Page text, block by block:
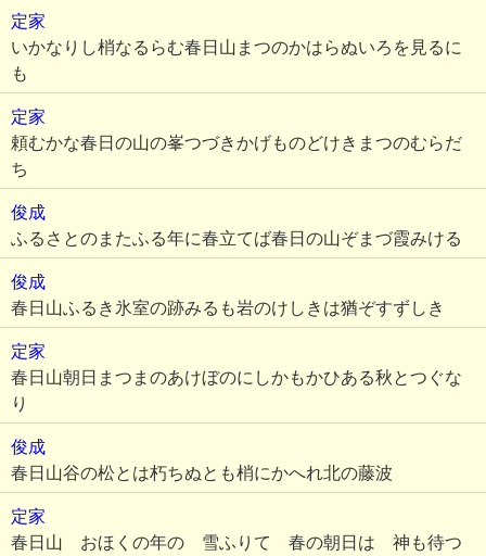
定家
いかなりし梢なるらむ春日山まつのかはらぬいろを見るに
も
定家
頼むかな春日の山の峯つづきかげものどけきまつのむらだ
ち
俊成
ふるさとのまたふる年に春立てば春日の山ぞまづ霞みける
俊成
春日山ふるき氷室の跡みるも岩のけしきは猶ぞすずしき
定家
春日山朝日まつまのあけぼのにしかもかひある秋とつぐな
り
俊成
春日山谷の松とは朽ちぬとも梢にかへれ北の藤波
定家
春日山 おほくの年の 雪ふりて 春の朝日は 神も待つ